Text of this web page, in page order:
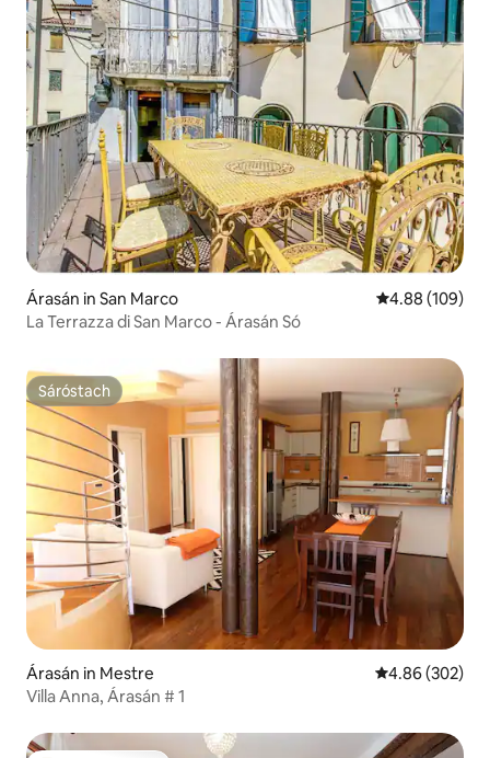
Árasán in San Marco Meánrátáil
4.88 (109)
La Terrazza di San Marco - Árasán Só
Sáróstach
Sáróstach
Árasán in Mestre Meánrátáil
4.86 (302)
Villa Anna, Árasán # 1